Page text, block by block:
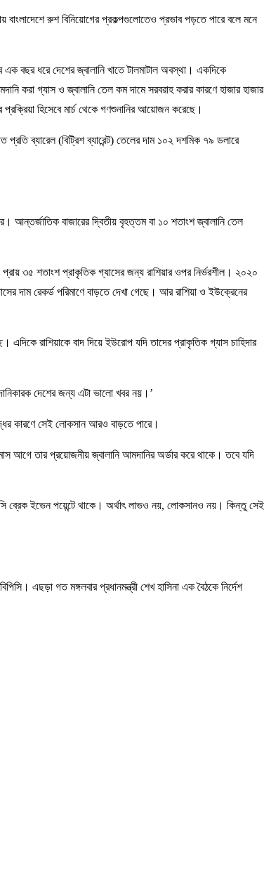
বাংলাদেশে রুশ বিনিয়োগের প্রকল্পগুলোতেও প্রভাব পড়তে পারে বলে মনে
বছর ধরে দেশের জ্বালানি খাতে টালমাটাল অবস্থা। একদিকে
করা গ্যাস ও জ্বালানি তেল কম দামে সরবরাহ করার কারণে হাজার হাজার
হিসেবে মার্চ থেকে গণশুনানির আয়োজন করেছে।
ব্যারেল (বিট্রিশ ব্যারেন্ট) তেলের দাম ১০২ দশমিক ৭৯ ডলারে
আন্তর্জাতিক বাজারের দ্বিতীয় বৃহত্তম বা ১০ শতাংশ জ্বালানি তেল
৩৫ শতাংশ প্রাকৃতিক গ্যাসের জন্য রাশিয়ার ওপর নির্ভরশীল। ২০২০
দাম রেকর্ড পরিমাণে বাড়তে দেখা গেছে। আর রাশিয়া ও ইউক্রেনের
রাশিয়াকে বাদ দিয়ে ইউরোপ যদি তাদের প্রাকৃতিক গ্যাস চাহিদার
দেশের জন্য এটা ভালো খবর নয়।’
কারণে সেই লোকসান আরও বাড়তে পারে।
আগে তার প্রয়োজনীয় জ্বালানি আমদানির অর্ডার করে থাকে। তবে যদি
ব্রেক ইভেন পয়েন্টে থাকে। অর্থাৎ লাভও নয়, লোকসানও নয়। কিন্তু সেই
এছড়া গত মঙ্গলবার প্রধানমন্ত্রী শেখ হাসিনা এক বৈঠকে নির্দেশ